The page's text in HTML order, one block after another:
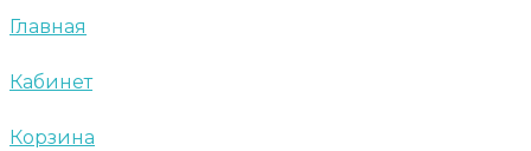
Главная
Кабинет
Корзина